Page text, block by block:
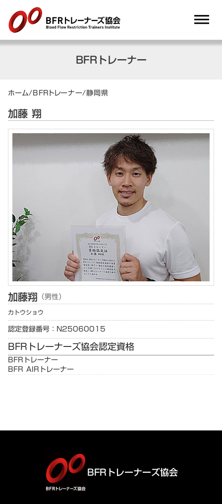
dehaze
BFRトレーナー
ホーム/BFRトレーナー/静岡県
加藤 翔
加藤翔 （男性）
カトウショウ
認定登録番号：N25060015
BFRトレーナーズ協会認定資格
BFRトレーナー
BFR AIRトレーナー
BFRトレーナーズ協会